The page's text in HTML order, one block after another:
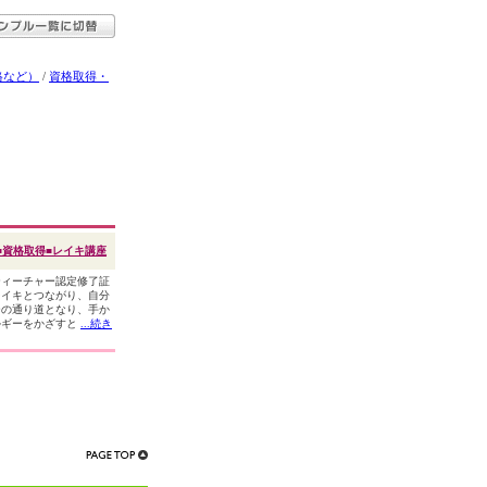
ど） / 資格取得・
資格取得■レイキ講座
ィーチャー認定修了証
キとつながり、自分
通り道となり、手か
ーをかざすと
...続き